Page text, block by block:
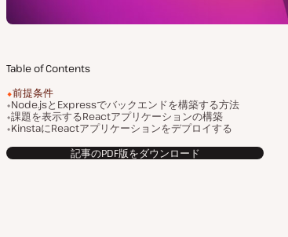
Table of Contents
前提条件
Node.jsとExpressでバックエンドを構築する方法
課題を表示するReactアプリケーションの構築
KinstaにReactアプリケーションをデプロイする
記事のPDF版をダウンロード